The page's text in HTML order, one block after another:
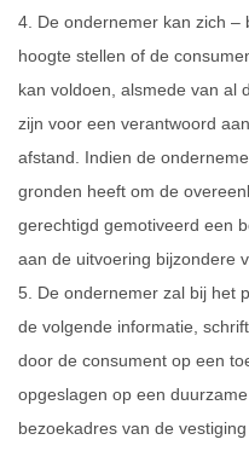
4. De ondernemer kan zich –
hoogte stellen of de
kan voldoen, alsmede van al
zijn voor een verantwoord
afstand. Indien de
gronden heeft om de
gerechtigd gemotiveerd een
aan de uitvoering bijzondere
5. De ondernemer zal bij het
de volgende informatie,
door de consument op een
opgeslagen op een
bezoekadres van de